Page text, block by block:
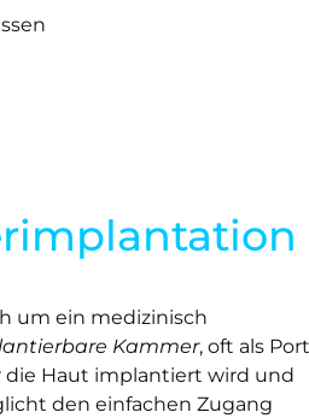
um ein medizinisch
Kammer, oft als Port
die Haut implantiert wird und
den einfachen Zugang